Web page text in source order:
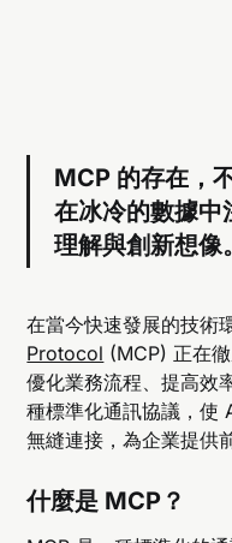
MCP 的存在，
在冰冷的數據中
理解與創新想像。
在當今快速發展的技術
Protocol (MCP) 正在
優化業務流程、提高效
種標準化通訊協議，使
無縫連接，為企業提供
什麼是 MCP？